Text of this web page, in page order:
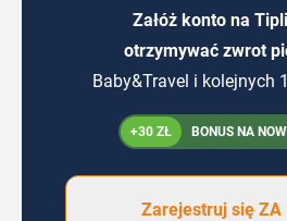
Załóż konto na
otrzymywać zwrot
Baby&Travel i kolejnych
+30 ZŁ BONUS NA
Zarejestruj się ZA